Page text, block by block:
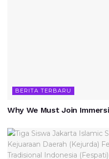
BERITA TERBARU
Why We Must Join